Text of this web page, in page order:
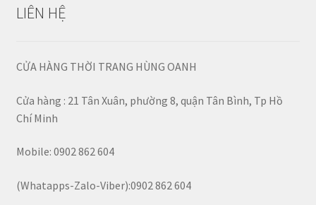
LIÊN HỆ
CỬA HÀNG THỜI TRANG HÙNG OANH
Cửa hàng : 21 Tân Xuân, phường 8, quận Tân Bình, Tp Hồ
Chí Minh
Mobile: 0902 862 604
(Whatapps-Zalo-Viber):0902 862 604